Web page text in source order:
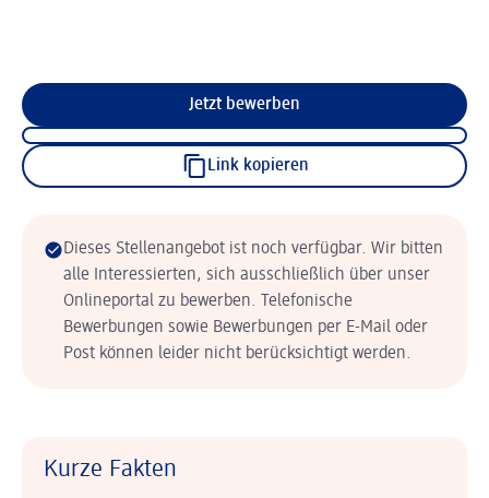
Jetzt bewerben
Link kopieren
Dieses Stellenangebot ist noch verfügbar. Wir bitten
alle Interessierten, sich ausschließlich über unser
Onlineportal zu bewerben. Telefonische
Bewerbungen sowie Bewerbungen per E-Mail oder
Post können leider nicht berücksichtigt werden.
Kurze Fakten